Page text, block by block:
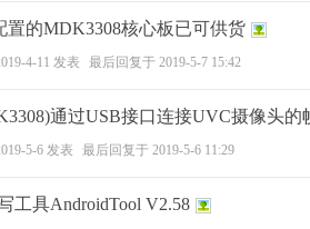
置的MDK3308核心板已可供货
4-11 发表 最后回复于 2019-5-7 15:42
通过USB接口连接UVC摄像头的
5-6 发表 最后回复于 2019-5-6 11:29
工具AndroidTool V2.58